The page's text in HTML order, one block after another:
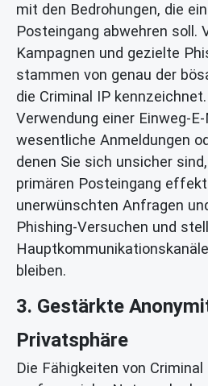
mit den Bedrohungen, die
Posteingang abwehren soll.
Kampagnen und gezielte
stammen von genau der
die Criminal IP
Verwendung einer Einweg-
wesentliche Anmeldungen
denen Sie sich unsicher
primären Posteingang
unerwünschten Anfragen
Phishing-Versuchen und
bleiben.
3. Gestärkte
Privatsphäre
Die Fähigkeiten von